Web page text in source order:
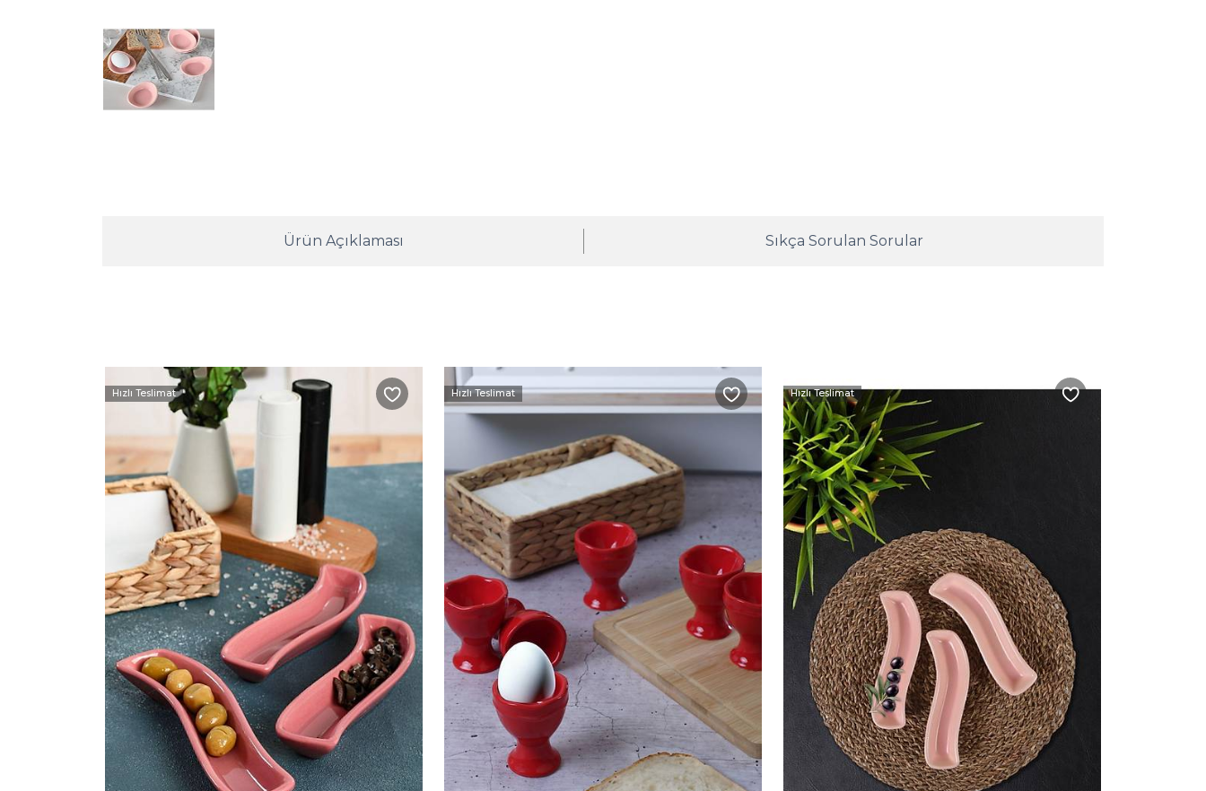
Ürün Açıklaması Sıkça Sorulan Sorular
Hızlı Teslimat Hızlı Teslimat Hızlı Teslimat